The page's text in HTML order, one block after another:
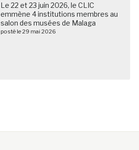
Le 22 et 23 juin 2026, le CLIC
emmène 4 institutions membres au
salon des musées de Malaga
posté le 29 mai 2026